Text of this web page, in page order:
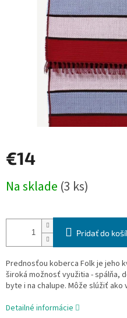
€14
cena:
Na sklade (3 ks)
Pridať do
Prednosťou koberca Folk je jeho
široká možnosť využitia - spálňa,
byte i na chalupe. Môže slúžiť
Detailné informácie